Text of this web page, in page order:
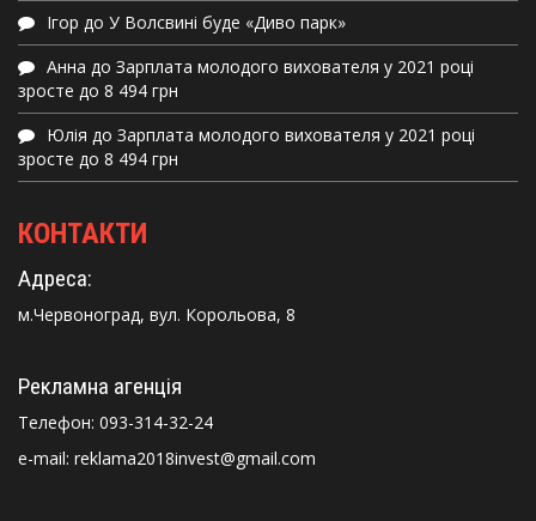
Ігор до У Волсвині буде «Диво парк»
Анна до Зарплата молодого вихователя у 2021 році
зросте до 8 494 грн
Юлія до Зарплата молодого вихователя у 2021 році
зросте до 8 494 грн
КОНТАКТИ
Адреса:
м.Червоноград, вул. Корольова, 8
Рекламна агенція
Телефон: 093-314-32-24
e-mail: reklama2018invest@gmail.com